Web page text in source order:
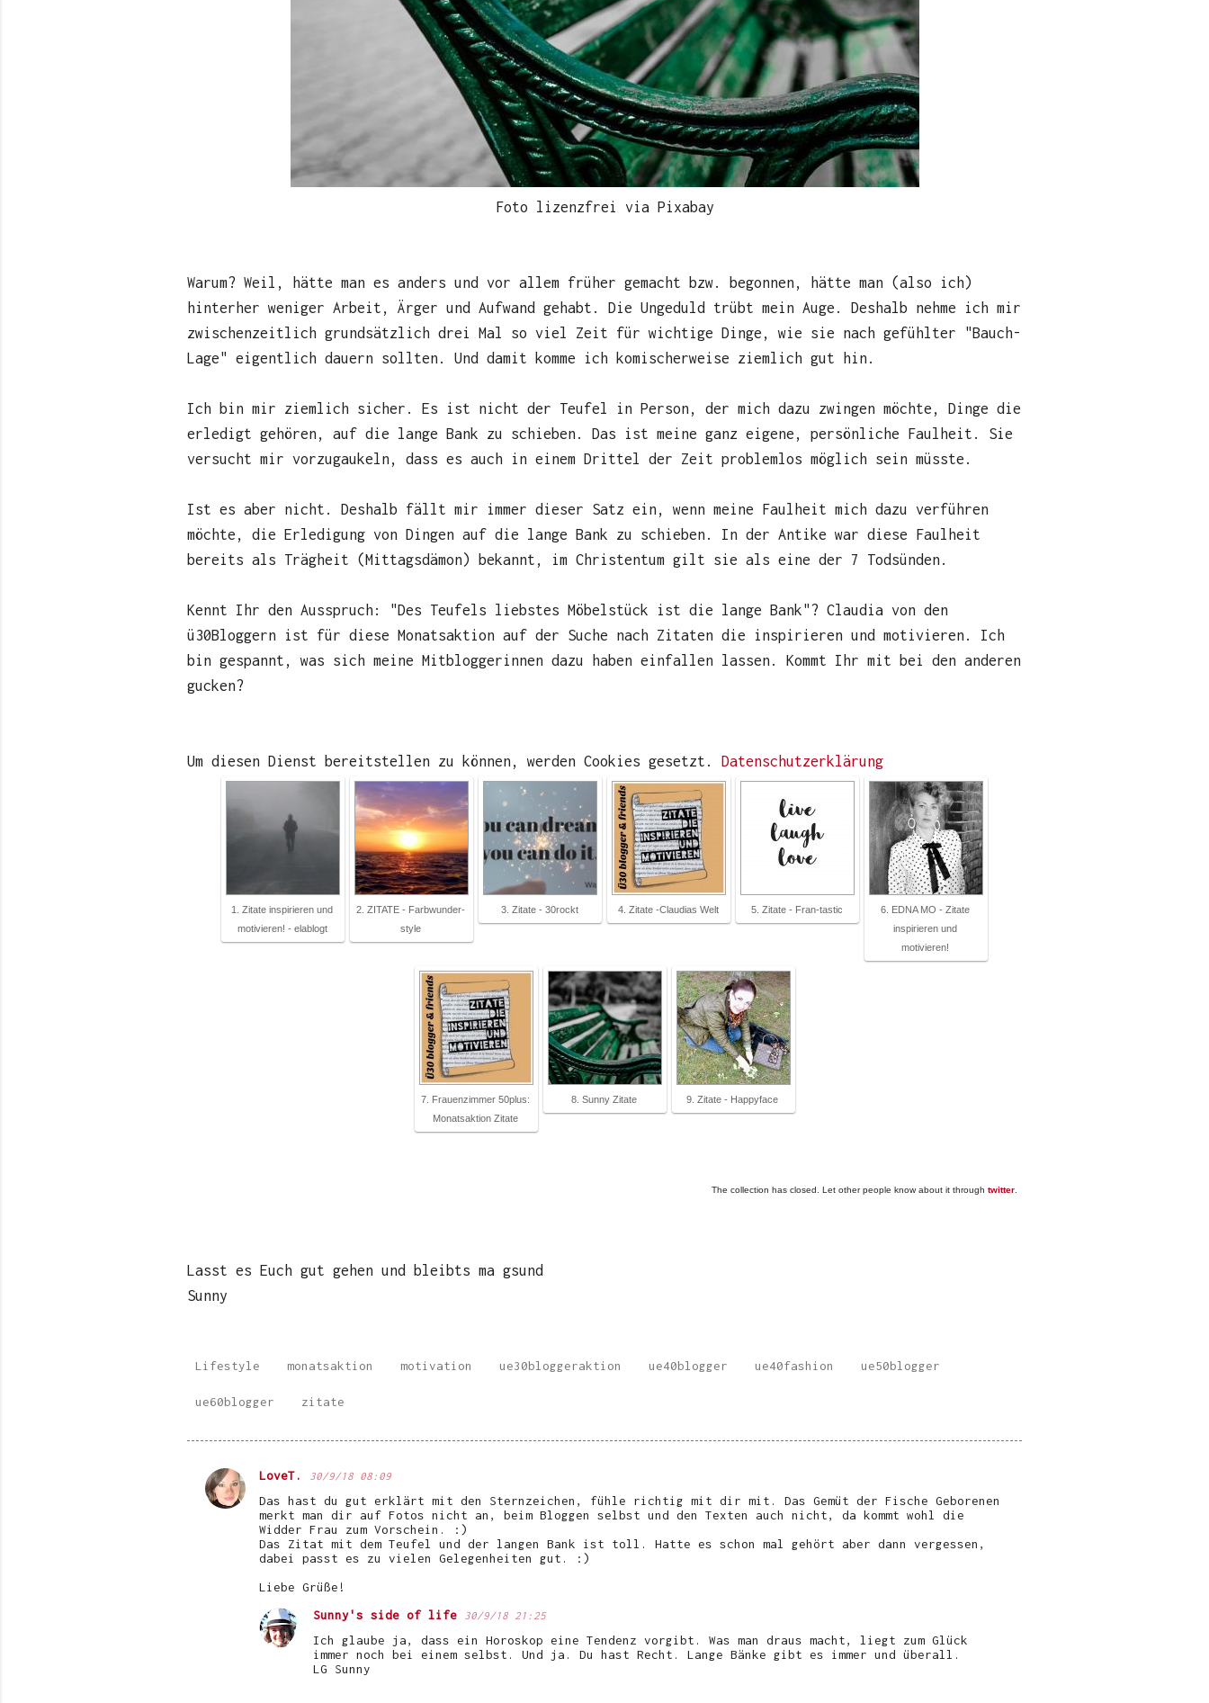
Foto lizenzfrei via Pixabay
Warum? Weil, hätte man es anders und vor allem früher gemacht bzw. begonnen, hätte man (also ich)
hinterher weniger Arbeit, Ärger und Aufwand gehabt. Die Ungeduld trübt mein Auge. Deshalb nehme ich mir
zwischenzeitlich grundsätzlich drei Mal so viel Zeit für wichtige Dinge, wie sie nach gefühlter "Bauch-
Lage" eigentlich dauern sollten. Und damit komme ich komischerweise ziemlich gut hin.
Ich bin mir ziemlich sicher. Es ist nicht der Teufel in Person, der mich dazu zwingen möchte, Dinge die
erledigt gehören, auf die lange Bank zu schieben. Das ist meine ganz eigene, persönliche Faulheit. Sie
versucht mir vorzugaukeln, dass es auch in einem Drittel der Zeit problemlos möglich sein müsste.
Ist es aber nicht. Deshalb fällt mir immer dieser Satz ein, wenn meine Faulheit mich dazu verführen
möchte, die Erledigung von Dingen auf die lange Bank zu schieben. In der Antike war diese Faulheit
bereits als Trägheit (Mittagsdämon) bekannt, im Christentum gilt sie als eine der 7 Todsünden.
Kennt Ihr den Ausspruch: "Des Teufels liebstes Möbelstück ist die lange Bank"? Claudia von den
ü30Bloggern ist für diese Monatsaktion auf der Suche nach Zitaten die inspirieren und motivieren. Ich
bin gespannt, was sich meine Mitbloggerinnen dazu haben einfallen lassen. Kommt Ihr mit bei den anderen
gucken?
Um diesen Dienst bereitstellen zu können, werden Cookies gesetzt. Datenschutzerklärung
1. Zitate inspirieren und
motivieren! - elablogt
2. ZITATE - Farbwunder-
style
3. Zitate - 30rockt 4. Zitate -Claudias Welt 5. Zitate - Fran-tastic
6. EDNA MO - Zitate
inspirieren und
motivieren!
7. Frauenzimmer 50plus:
Monatsaktion Zitate
8. Sunny Zitate 9. Zitate - Happyface
The collection has closed. Let other people know about it through twitter
Lasst es Euch gut gehen und bleibts ma gsund
Sunny
Lifestyle monatsaktion motivation ue30bloggeraktion ue40blogger ue40fashion ue50blogger
ue60blogger zitate
K
LoveT. 30/9/18 08:09
Das hast du gut erklärt mit den Sternzeichen, fühle richtig mit dir mit. Das Gemüt der Fische Geborenen
merkt man dir auf Fotos nicht an, beim Bloggen selbst und den Texten auch nicht, da kommt wohl die
Widder Frau zum Vorschein. :)
Das Zitat mit dem Teufel und der langen Bank ist toll. Hatte es schon mal gehört aber dann vergessen,
dabei passt es zu vielen Gelegenheiten gut. :)
Liebe Grüße!
Sunny's side of life
30/9/18 21:25
Ich glaube ja, dass ein Horoskop eine Tendenz vorgibt. Was man draus macht, liegt zum Glück
immer noch bei einem selbst. Und ja. Du hast Recht. Lange Bänke gibt es immer und überall.
LG Sunny